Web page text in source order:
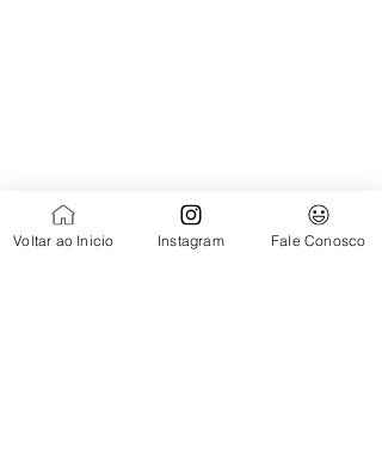
Voltar ao Inicio Instagram Fale Conosco